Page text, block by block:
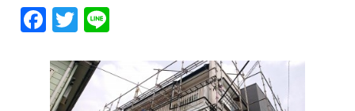
F
a
c
e
T
w
itt
er
e